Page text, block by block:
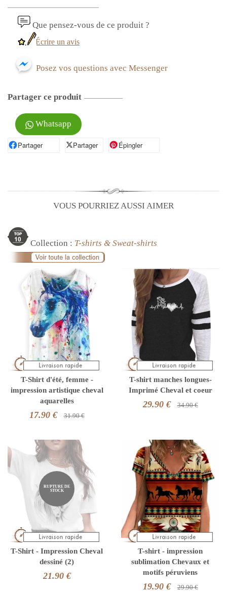
Que pensez-vous de ce produit ?
Écrire un avis
Posez vos questions avec Messenger
Partager ce produit
Whatsapp
PartagerPartager sur Facebook
Partager
Partager sur XÉpinglerÉpingler sur Pinterest
VOUS POURRIEZ AUSSI AIMER
Collection : T-shirts & Sweat-shirts
T-Shirt d'été, femme -
impression artistique cheval
aquarelles
17.90 € 31.90 €
T-shirt manches longues-
Imprimé Cheval et coeur
29.90 € 34.90 €
RUPTURE DE
STOCK
T-Shirt - Impression Cheval
dessiné (2)
21.90 €
T-shirt - impression
sublimation Chevaux et
motifs péruviens
19.90 € 29.90 €